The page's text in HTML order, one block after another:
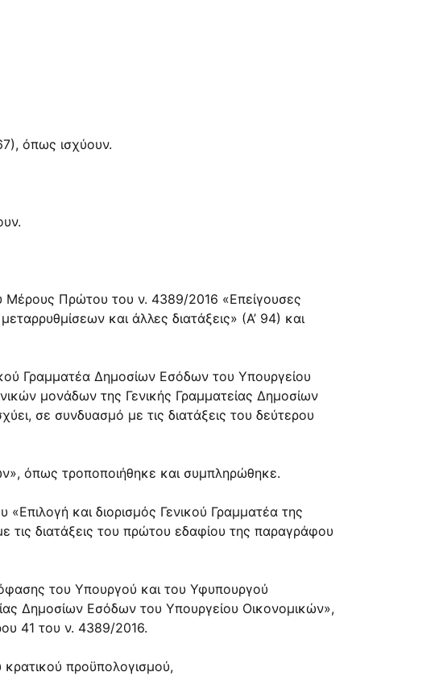
όπως ισχύουν.
Μέρους Πρώτου του ν. 4389/2016 «Επείγουσες
και άλλες διατάξεις» (Α’ 94) και
Γραμματέα Δημοσίων Εσόδων του Υπουργείου
μονάδων της Γενικής Γραμματείας Δημοσίων
σε συνδυασμό με τις διατάξεις του δεύτερου
όπως τροποποιήθηκε και συμπληρώθηκε.
και διορισμός Γενικού Γραμματέα της
διατάξεις του πρώτου εδαφίου της παραγράφου
του Υπουργού και του Υφυπουργού
Δημοσίων Εσόδων του Υπουργείου Οικονομικών»,
41 του ν. 4389/2016.
κρατικού προϋπολογισμού,